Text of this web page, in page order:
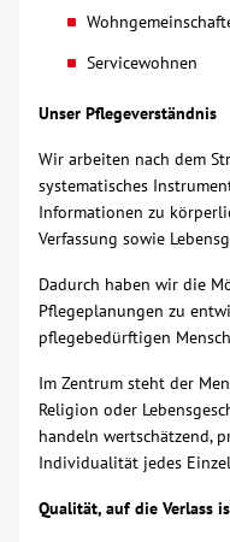
Karriere
Ausbildung
Glossar
Kontakt
AWO BB Süd
Servicewohnen
Unser Pflegeverständnis
Wir arbeiten nach dem
systematisches
Informationen zu
Verfassung sowie
Dadurch haben wir die
Pflegeplanungen zu
pflegebedürftigen
Im Zentrum steht der
Religion oder
handeln wertschätzend,
Individualität jedes
Qualität, auf die Verlass